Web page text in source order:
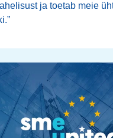
ja toetab meie